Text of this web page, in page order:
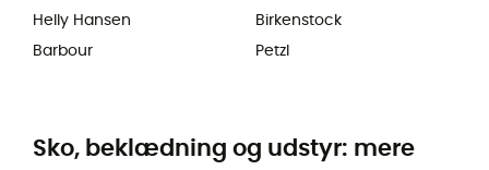
Helly Hansen
Barbour
Birkenstock
Petzl
Sko, beklædning og udstyr: mere